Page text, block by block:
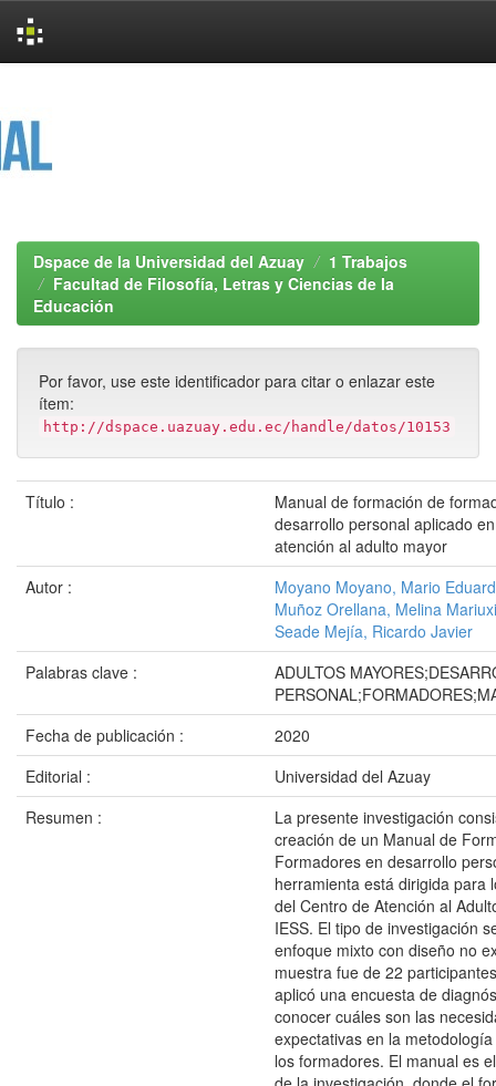
Dspace de la Universidad del Azuay
1 Trabajos
Facultad de Filosofía, Letras y Ciencias de la
Educación
Por favor, use este identificador para citar o enlazar este
ítem:
http://dspace.uazuay.edu.ec/handle/datos/10153
Título :
Manual de formación de
desarrollo personal aplicado
atención al adulto mayor
Autor :
Moyano Moyano, Mario
Muñoz Orellana, Melina Mariuxi
Seade Mejía, Ricardo Javier
Palabras clave :
ADULTOS
Fecha de publicación :
2020
Editorial :
Universidad del Azuay
Resumen :
La presente investigación
creación de un Manual de
Formadores en desarrollo
herramienta está dirigida para
del Centro de Atención al
IESS. El tipo de investigación
enfoque mixto con diseño no
muestra fue de 22
aplicó una encuesta de
conocer cuáles son las
expectativas en la
los formadores. El manual es